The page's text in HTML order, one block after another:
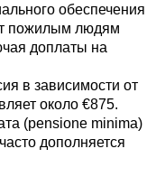
обеспечения
пожилым людям
доплаты на
в зависимости от
около €875.
(pensione minima)
дополняется